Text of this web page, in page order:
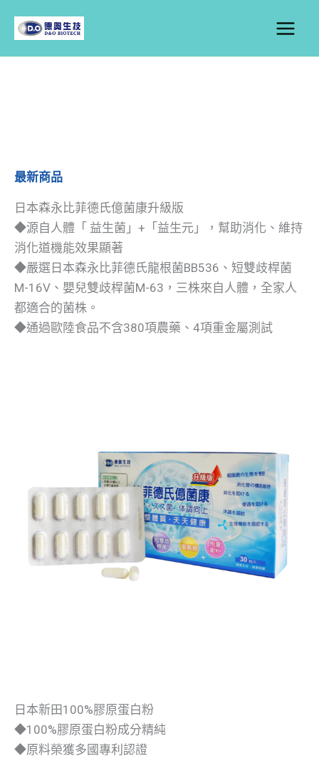
最新商品
日本森永比菲德氏億菌康升級版
◆源自人體「 益生菌」+「益生元」，幫助消化、維持
消化道機能效果顯著
◆嚴選日本森永比菲德氏龍根菌BB536、短雙歧桿菌
M-16V、嬰兒雙歧桿菌M-63，三株來自人體，全家人
都適合的菌株。
◆通過歐陸食品不含380項農藥、4項重金屬測試
日本新田100%膠原蛋白粉
◆100%膠原蛋白粉成分精純
◆原料榮獲多國專利認證